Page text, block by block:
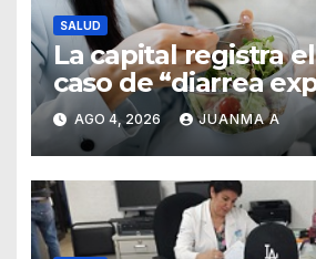
SALUD
La capital registra
caso de “diarrea
AGO 4, 2026 JUANMA A